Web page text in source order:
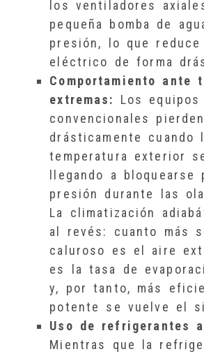
los ventiladores
pequeña bomba de
presión, lo que
eléctrico de forma
Comportamiento ante
extremas:
Los equipos
convencionales
drásticamente cuando
temperatura exterior
llegando a bloquearse
presión durante las
La climatización
al revés: cuanto más
caluroso es el aire
es la tasa de
y, por tanto, más
potente se vuelve el
Uso de refrigerantes
Mientras que la